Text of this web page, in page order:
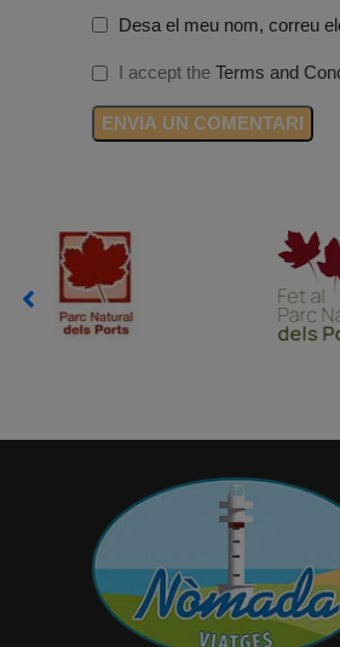
Desa el meu nom, correu
I accept the Terms and